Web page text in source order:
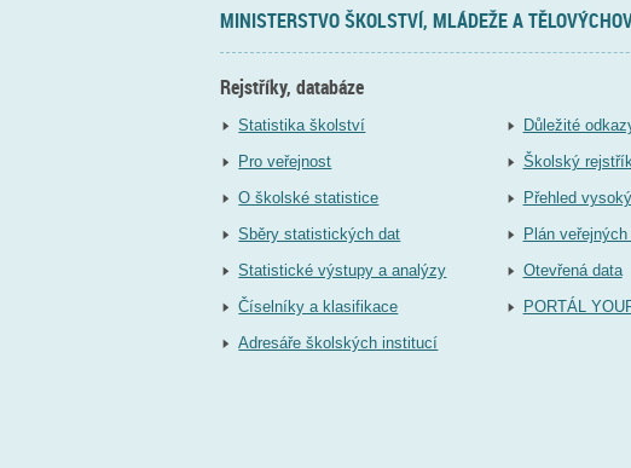
MINISTERSTVO ŠKOLSTVÍ, MLÁDEŽE A
Rejstříky, databáze
Statistika školství
Pro veřejnost
O školské statistice
Sběry statistických dat
Statistické výstupy a analýzy
Číselníky a klasifikace
Adresáře školských institucí
Důležité
Školský
Přehled
Plán
Otevřená data
PORTÁL